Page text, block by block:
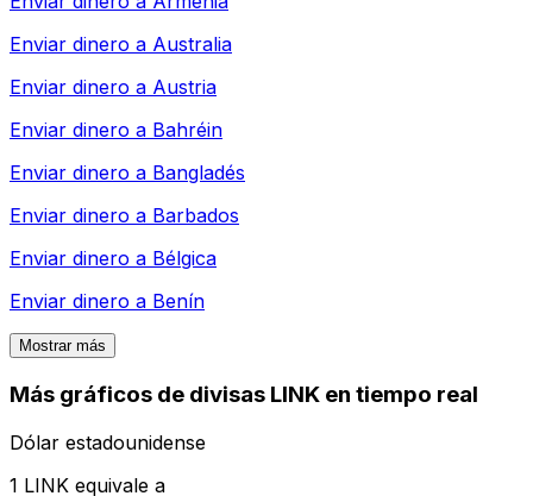
Enviar dinero a Australia
Enviar dinero a Austria
Enviar dinero a Bahréin
Enviar dinero a Bangladés
Enviar dinero a Barbados
Enviar dinero a Bélgica
Enviar dinero a Benín
Mostrar más
Más gráficos de divisas LINK en tiempo real
Dólar estadounidense
1 LINK equivale a